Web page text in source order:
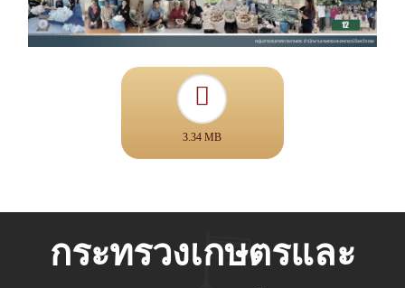
3.34 MB
กระทรวงเกษตรและ